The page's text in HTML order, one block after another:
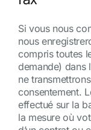
Si vous nous
nous
compris toutes
demande) dans
ne
consentement.
effectué sur la
la mesure où